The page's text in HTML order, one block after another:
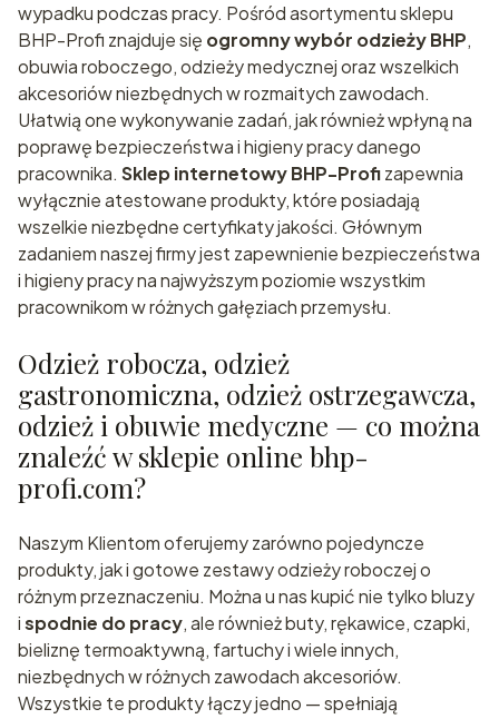
wypadku podczas pracy. Pośród asortymentu sklepu
BHP-Profi znajduje się ogromny wybór odzieży BHP,
obuwia roboczego, odzieży medycznej oraz wszelkich
akcesoriów niezbędnych w rozmaitych zawodach.
Ułatwią one wykonywanie zadań, jak również wpłyną na
poprawę bezpieczeństwa i higieny pracy danego
pracownika. Sklep internetowy BHP-Profizapewnia
wyłącznie atestowane produkty, które posiadają
wszelkie niezbędne certyfikaty jakości. Głównym
zadaniem naszej firmy jest zapewnienie bezpieczeństwa
i higieny pracy na najwyższym poziomie wszystkim
pracownikom w różnych gałęziach przemysłu.
Odzież robocza, odzież
gastronomiczna, odzież ostrzegawcza,
odzież i obuwie medyczne — co można
znaleźć w sklepie online bhp-
profi.com?
Naszym Klientom oferujemy zarówno pojedyncze
produkty, jak i gotowe zestawy odzieży roboczej o
różnym przeznaczeniu. Można u nas kupić nie tylko bluzy
ispodnie do pracy, ale również buty, rękawice, czapki,
bieliznę termoaktywną, fartuchy i wiele innych,
niezbędnych w różnych zawodach akcesoriów.
Wszystkie te produkty łączy jedno — spełniają